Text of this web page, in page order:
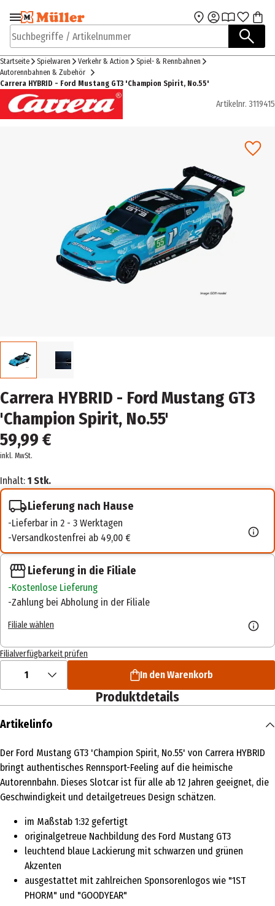
Zur Navigation
springen
Zum Hauptinhalt
Suchbegriffe / Artikelnummer
Startseite Spielwaren Verkehr & Action
Spiel- & Rennbahnen
Autorennbahnen & Zubehör
Carrera HYBRID - Ford Mustang GT3 'Champion Spirit, No.55'
Artikelnr. 3119415
Carrera HYBRID - Ford Mustang GT3
'Champion Spirit, No.55'
59,99 €
inkl. MwSt.
Inhalt: 1 Stk.
Lieferung nach Hause
Lieferbar in 2 - 3 Werktagen
Versandkostenfrei ab 49,00 €
Lieferung in die Filiale
Kostenlose Lieferung
Zahlung bei Abholung in der Filiale
Filiale wählen
Filialverfügbarkeit prüfen
1 In den Warenkorb
Produktdetails
Artikelinfo
Der Ford Mustang GT3 'Champion Spirit, No.55' von Carrera HYBRID
bringt authentisches Rennsport-Feeling auf die heimische
Autorennbahn. Dieses Slotcar ist für alle ab 12 Jahren geeignet, die
Geschwindigkeit und detailgetreues Design schätzen.
im Maßstab 1:32 gefertigt
originalgetreue Nachbildung des Ford Mustang GT3
leuchtend blaue Lackierung mit schwarzen und grünen
Akzenten
ausgestattet mit zahlreichen Sponsorenlogos wie "1ST
PHORM" und "GOODYEAR"